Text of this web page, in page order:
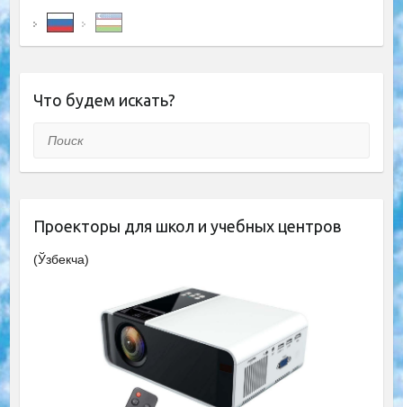
Что будем искать?
Поиск
Проекторы для школ и учебных центров
(Ўзбекча)